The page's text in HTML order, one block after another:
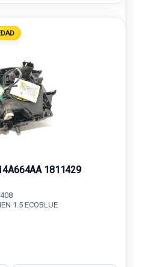
1811429
1.5 ECOBLUE